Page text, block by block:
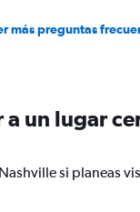
más preguntas
a un lugar
si planeas